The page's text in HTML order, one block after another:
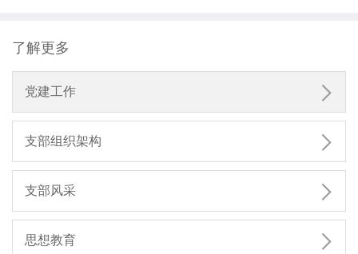
了解更多
党建工作 
支部组织架构 
支部风采 
思想教育 